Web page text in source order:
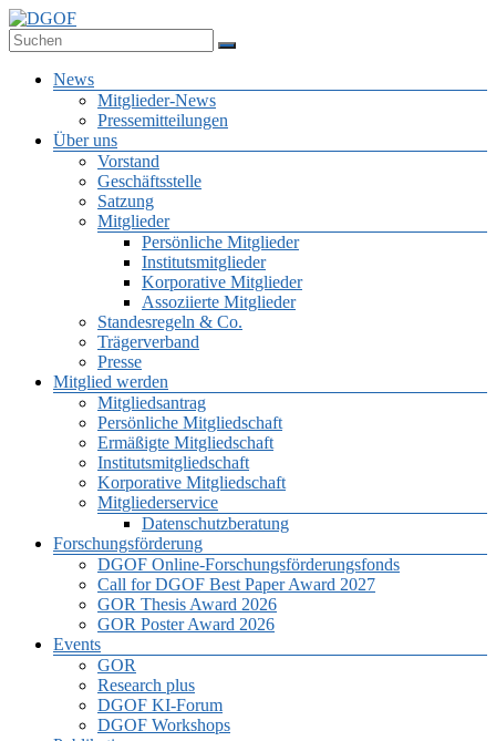
Zum
Inhalt
springen
Deutsche Gesellschaft für Online-Forschung e.V.
Menü
News
Mitglieder-News
Pressemitteilungen
Über uns
Vorstand
Geschäftsstelle
Satzung
Mitglieder
Persönliche Mitglieder
Institutsmitglieder
Korporative Mitglieder
Assoziierte Mitglieder
Standesregeln & Co.
Trägerverband
Presse
Mitglied werden
Mitgliedsantrag
Persönliche Mitgliedschaft
Ermäßigte Mitgliedschaft
Institutsmitgliedschaft
Korporative Mitgliedschaft
Mitgliederservice
Datenschutzberatung
Forschungsförderung
DGOF Online-Forschungsförderungsfonds
Call for DGOF Best Paper Award 2027
GOR Thesis Award 2026
GOR Poster Award 2026
Events
GOR
Research plus
DGOF KI-Forum
DGOF Workshops